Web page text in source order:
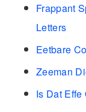
Frappant
Letters
Eetbare
Zeeman
Is Dat